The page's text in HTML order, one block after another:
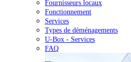
Fournisseurs locaux
Fonctionnement
Services
Types de déménagements
U-Box - Services
FAQ